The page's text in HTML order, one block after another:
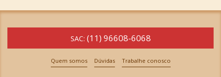
SAC: (11) 96608-6068
Quem somos Dúvidas Trabalhe conosco